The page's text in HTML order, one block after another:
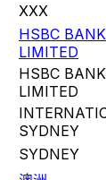
XXX
HSBC
LIMITED
HSBC
LIMITED
SYDNEY
SYDNEY